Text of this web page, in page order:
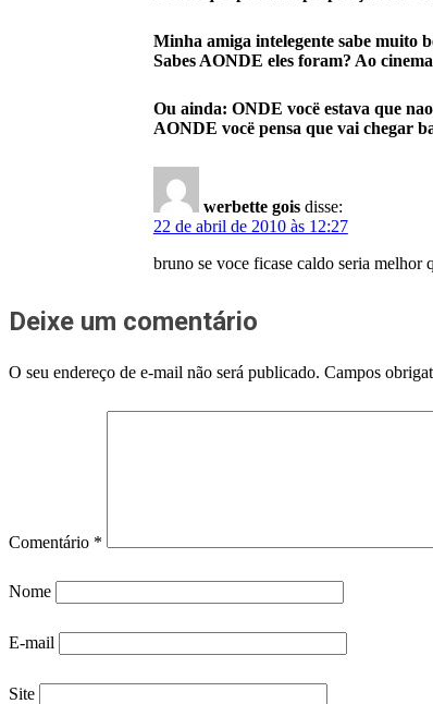
Minha amiga intelegente sabe muito
Sabes AONDE eles foram? Ao
Ou ainda: ONDE vocë estava que
AONDE vocë pensa que vai chegar
werbette gois disse:
22 de abril de 2010 às 12:27
bruno se voce ficase caldo seria melhor
Deixe um comentário
O seu endereço de e-mail não será publicado. Campos
Comentário *
Nome
E-mail
Site